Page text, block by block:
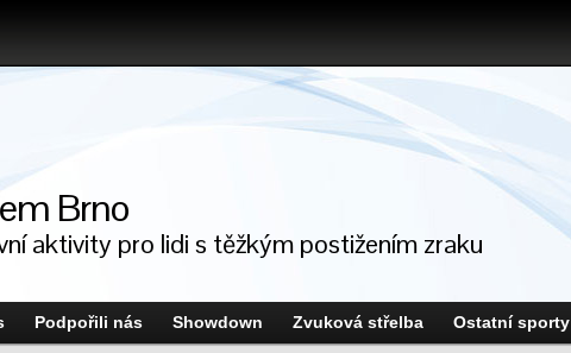
Brno
aktivity pro lidi s těžkým postižením zraku
Podpořili nás Showdown Zvuková střelba Ostatní sporty